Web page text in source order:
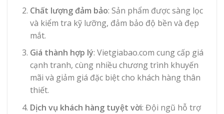
Chất lượng đảm bảo: Sản phẩm được sàng lọc
và kiểm tra kỹ lưỡng, đảm bảo độ bền và đẹp
mắt.
Giá thành hợp lý: Vietgiabao.com cung cấp giá
cạnh tranh, cùng nhiều chương trình khuyến
mãi và giảm giá đặc biệt cho khách hàng thân
thiết.
Dịch vụ khách hàng tuyệt vời: Đội ngũ hỗ trợ